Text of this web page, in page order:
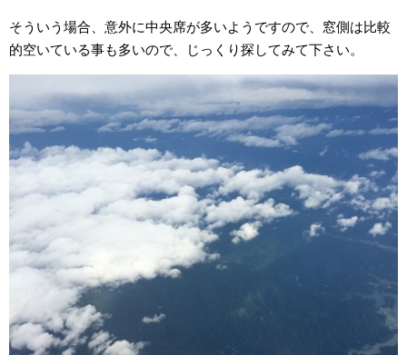
そういう場合、意外に中央席が多いようですので、窓側は比較
的空いている事も多いので、じっくり探してみて下さい。